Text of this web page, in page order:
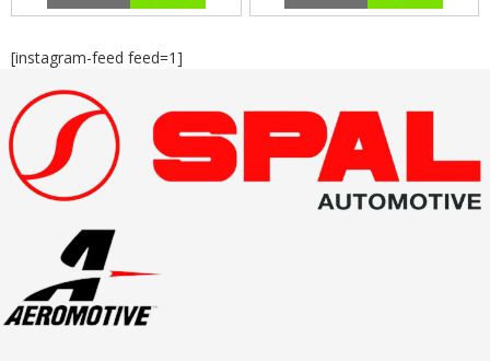
[instagram-feed feed=1]